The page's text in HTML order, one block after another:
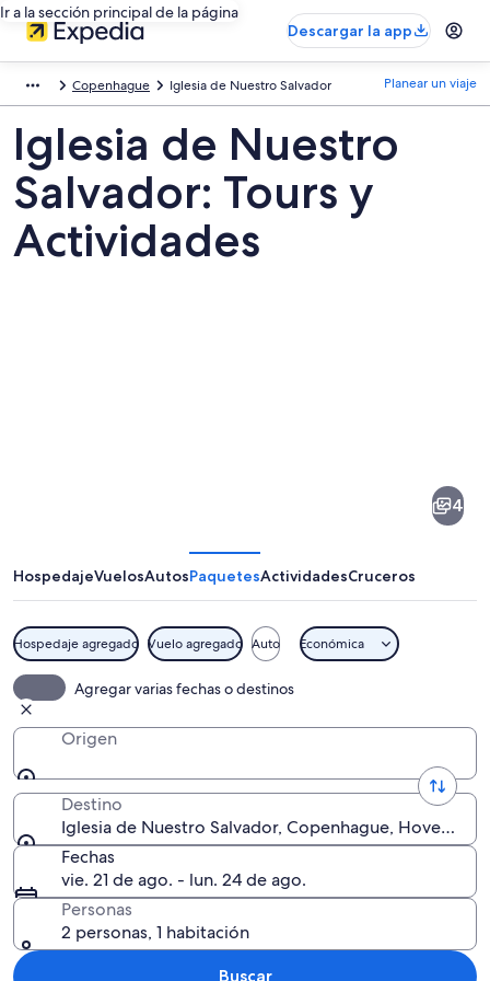
Ir a la sección principal de la página
Descargar la app
Copenhague Iglesia de Nuestro Salvador Planear un viaje
Iglesia de Nuestro
Salvador: Tours y
Actividades
Salvador
4
HospedajeVuelosAutosPaquetesActividadesCruceros
Hospedaje agregado Vuelo agregado Auto Económica
Agregar varias fechas o destinos
Origen
Destino
Iglesia de Nuestro Salvador, Copenhague,
Fechas
vie. 21 de ago. - lun. 24 de ago.
Personas
2 personas, 1 habitación
Buscar